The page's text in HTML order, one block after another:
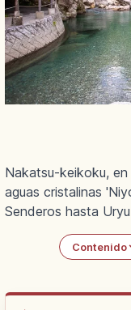
Nakatsu-keikoku,
aguas cristalinas
Senderos hasta
Contenido